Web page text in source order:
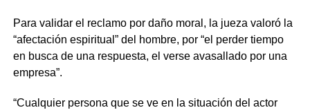
Para validar el reclamo por daño moral, la jueza valoró la
“afectación espiritual” del hombre, por “el perder tiempo
en busca de una respuesta, el verse avasallado por una
empresa”.
“Cualquier persona que se ve en la situación del actor